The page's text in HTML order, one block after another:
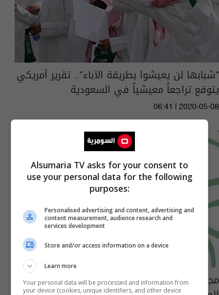
"شبابها لن يعيشوا بطريقة الآباء".. تقرير أمريكي
يتوقع تراجعاً معيشياً في السعودية
06:41 | 2020-05-08
مجموعة العشرين توافق على تجميد الديون
Alsumaria TV asks for your consent to
use your personal data for the following
purposes:
Personalised advertising and content, advertising and
content measurement, audience research and
services development
Store and/or access information on a device
Learn more
Your personal data will be processed and information from
your device (cookies, unique identifiers, and other device